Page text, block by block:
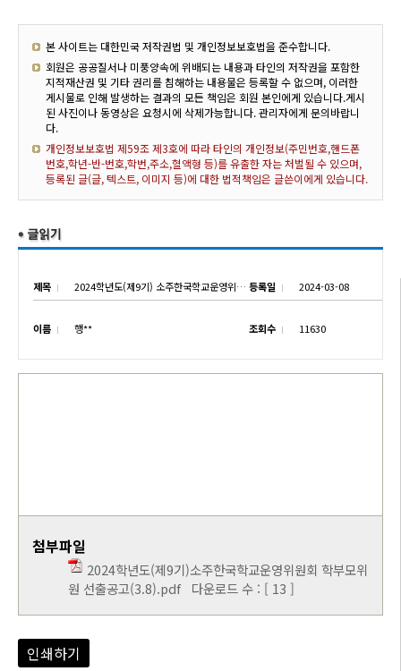
본 사이트는 대한민국 저작권법 및 개인정보보호법을 준수합니다.
회원은 공공질서나 미풍양속에 위배되는 내용과 타인의 저작권을 포함한
지적재산권 및 기타 권리를 침해하는 내용물은 등록할 수 없으며, 이러한
게시물로 인해 발생하는 결과의 모든 책임은 회원 본인에게 있습니다.게시
된 사진이나 동영상은 요청시에 삭제가능합니다. 관리자에게 문의바랍니
다.
개인정보보호법 제59조 제3호에 따라 타인의 개인정보(주민번호,핸드폰
번호,학년-반-번호,학번,주소,혈액형 등)를 유출한 자는 처벌될 수 있으며,
등록된 글(글, 텍스트, 이미지 등)에 대한 법적책임은 글쓴이에게 있습니다.
제목 2024학년도(제9기) 소주한국학교운영위원회 학부모위원 선출공고 등록일 2024-03-08
이름 행** 조회수 11630
첨부파일
2024학년도(제9기)소주한국학교운영위원회 학부모위
원 선출공고(3.8).pdf다운로드 수 : [ 13 ]
인쇄하기